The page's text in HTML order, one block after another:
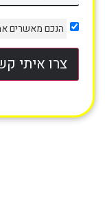
הנכם מאשרים
צרו איתי